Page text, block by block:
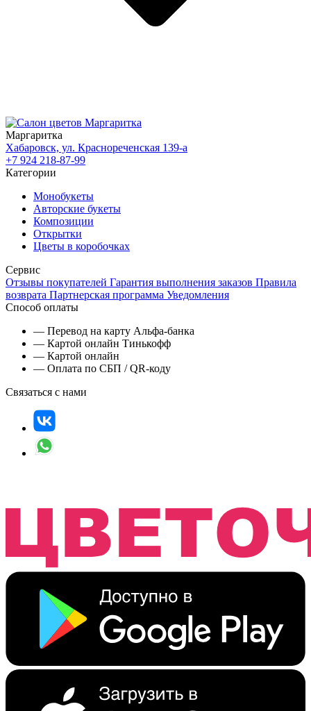
Маргаритка
Хабаровск, ул. Краснореченская 139-а
+7 924 218-87-99
Категории
Монобукеты
Авторские букеты
Композиции
Открытки
Цветы в коробочках
Сервис
Отзывы покупателей Гарантия выполнения заказов Правила
возврата Партнерская программа Уведомления
Способ оплаты
— Перевод на карту Альфа-банка
— Картой онлайн Тинькофф
— Картой онлайн
— Оплата по СБП / QR-коду
Связаться с нами